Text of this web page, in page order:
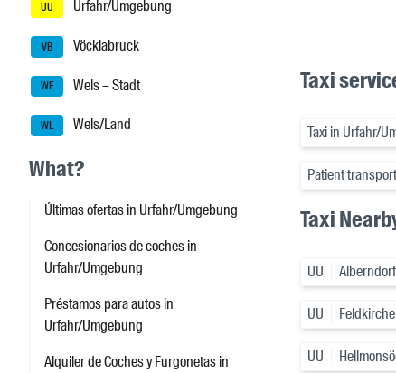
UU Urfahr/Umgebung
VB Vöcklabruck
WE Wels – Stadt
WL Wels/Land
What?
Últimas ofertas in Urfahr/Umgebung
Concesionarios de coches in
Urfahr/Umgebung
Préstamos para autos in
Urfahr/Umgebung
Alquiler de Coches y Furgonetas in
Taxi
Taxi in Urfahr/
Patient
Taxi
UU
UU
UU